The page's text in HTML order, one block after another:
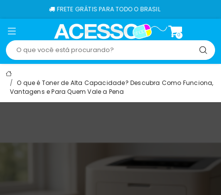
FRETE GRÁTIS PARA TODO O BRASIL
0
O que é Toner de Alta Capacidade? Descubra Como Funciona,
Vantagens e Para Quem Vale a Pena